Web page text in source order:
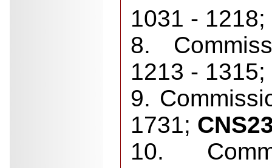
1031 - 1218;
8.
1213 - 1315;
9.
1731;
10.